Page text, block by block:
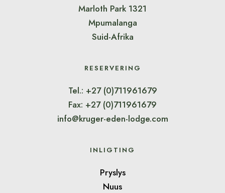
Marloth Park 1321
Mpumalanga
Suid-Afrika
RESERVERING
Tel.: +27 (0)711961679
Fax: +27 (0)711961679
info@kruger-eden-lodge.com
INLIGTING
Pryslys
Nuus